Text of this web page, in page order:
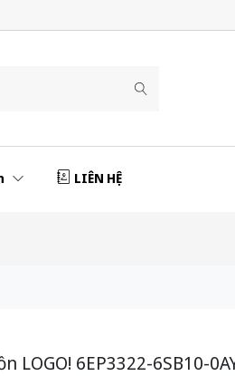
LIÊN HỆ
LOGO! 6EP3322-6SB10-